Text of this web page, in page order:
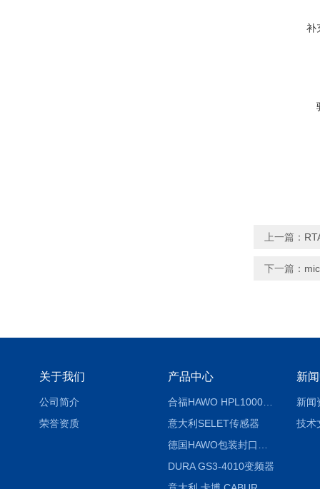
补
上一篇：
下一篇：
关于我们
公司简介
荣誉资质
产品中心
合福HAWO HPL1000AS封口机
意大利SELET传感器
DURA GS3-4010变频器
新
新闻
技术